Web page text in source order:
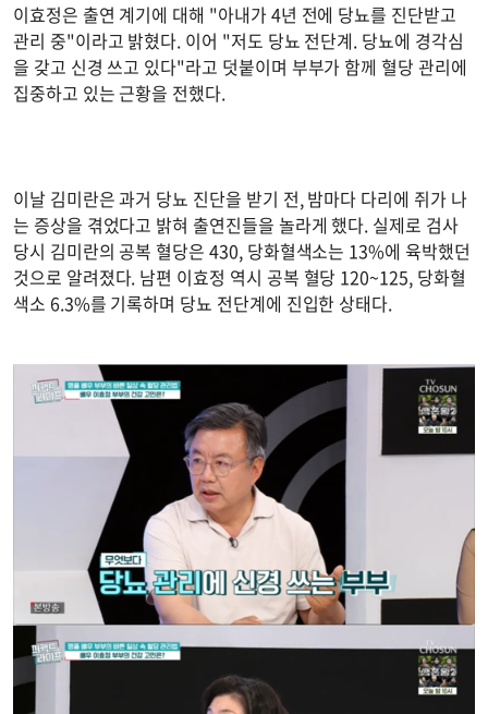
이효정은 출연 계기에 대해 "아내가 4년 전에 당뇨를 진단받고
관리 중"이라고 밝혔다. 이어 "저도 당뇨 전단계. 당뇨에 경각심
을 갖고 신경 쓰고 있다"라고 덧붙이며 부부가 함께 혈당 관리에
집중하고 있는 근황을 전했다.
이날 김미란은 과거 당뇨 진단을 받기 전, 밤마다 다리에 쥐가 나
는 증상을 겪었다고 밝혀 출연진들을 놀라게 했다. 실제로 검사
당시 김미란의 공복 혈당은 430, 당화혈색소는 13%에 육박했던
것으로 알려졌다. 남편 이효정 역시 공복 혈당 120~125, 당화혈
색소 6.3%를 기록하며 당뇨 전단계에 진입한 상태다.